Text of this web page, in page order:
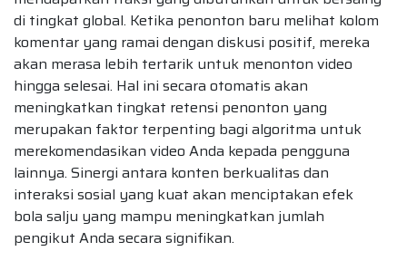
di tingkat global. Ketika penonton baru melihat kolom
komentar yang ramai dengan diskusi positif, mereka
akan merasa lebih tertarik untuk menonton video
hingga selesai. Hal ini secara otomatis akan
meningkatkan tingkat retensi penonton yang
merupakan faktor terpenting bagi algoritma untuk
merekomendasikan video Anda kepada pengguna
lainnya. Sinergi antara konten berkualitas dan
interaksi sosial yang kuat akan menciptakan efek
bola salju yang mampu meningkatkan jumlah
pengikut Anda secara signifikan.